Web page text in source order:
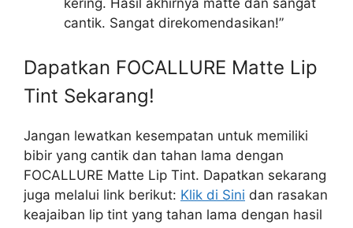
kering. Hasil akhirnya matte dan sangat
cantik. Sangat direkomendasikan!”
Dapatkan FOCALLURE Matte Lip
Tint Sekarang!
Jangan lewatkan kesempatan untuk memiliki
bibir yang cantik dan tahan lama dengan
FOCALLURE Matte Lip Tint. Dapatkan sekarang
juga melalui link berikut: Klik di Sini dan rasakan
keajaiban lip tint yang tahan lama dengan hasil